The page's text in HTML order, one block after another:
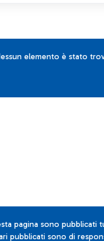
elemento è stato
pagina sono pubblicati
pubblicati sono di